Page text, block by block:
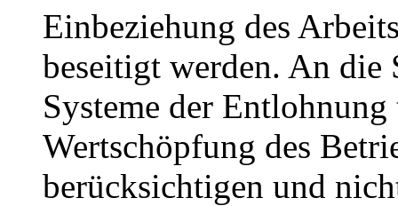
Einbeziehung des
beseitigt werden. An die
Systeme der
Wertschöpfung des
berücksichtigen und